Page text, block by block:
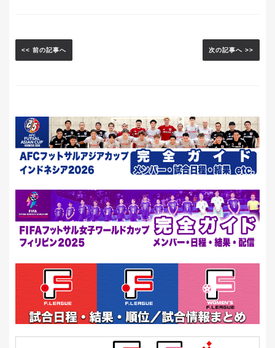
<< 前の記事へ 次の記事へ >>